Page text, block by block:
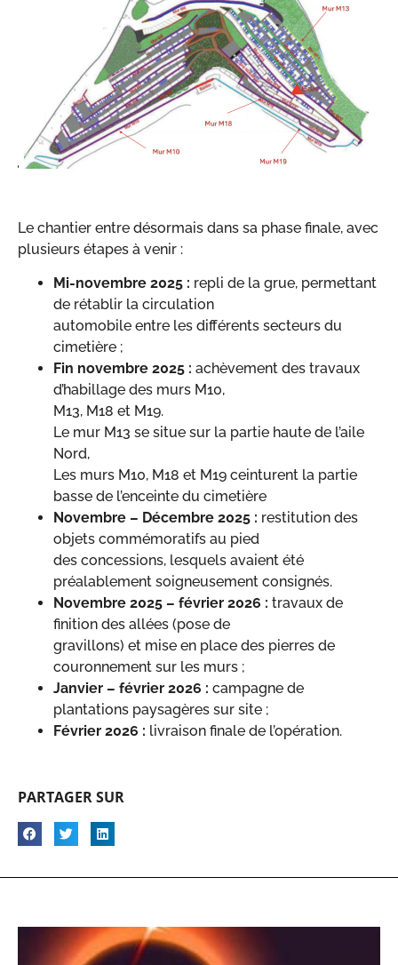
Le chantier entre désormais dans sa phase finale, avec
plusieurs étapes à venir :
Mi-novembre 2025 : repli de la grue, permettant
de rétablir la circulation
automobile entre les différents secteurs du
cimetière ;
Fin novembre 2025 : achèvement des travaux
d’habillage des murs M10,
M13, M18 et M19.
Le mur M13 se situe sur la partie haute de l’aile
Nord,
Les murs M10, M18 et M19 ceinturent la partie
basse de l’enceinte du cimetière
Novembre – Décembre 2025 : restitution des
objets commémoratifs au pied
des concessions, lesquels avaient été
préalablement soigneusement consignés.
Novembre 2025 – février 2026 : travaux de
finition des allées (pose de
gravillons) et mise en place des pierres de
couronnement sur les murs ;
Janvier – février 2026 : campagne de
plantations paysagères sur site ;
Février 2026 : livraison finale de l’opération.
PARTAGER SUR